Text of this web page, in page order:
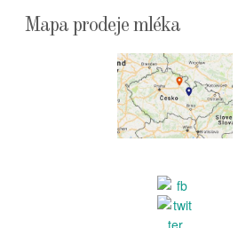
Mapa prodeje mléka